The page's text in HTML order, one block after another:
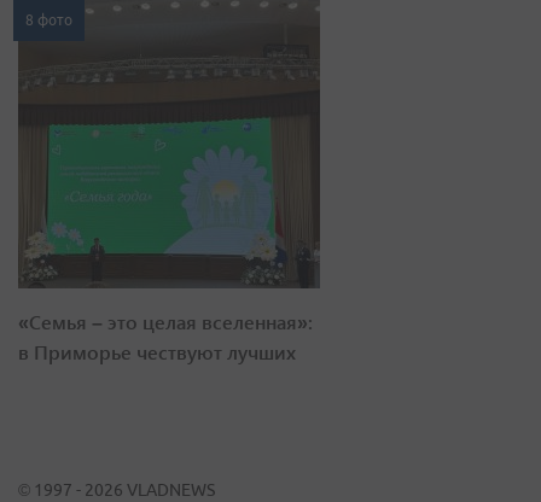
8 фото
«Семья – это целая вселенная»:
в Приморье чествуют лучших
© 1997 - 2026 VLADNEWS